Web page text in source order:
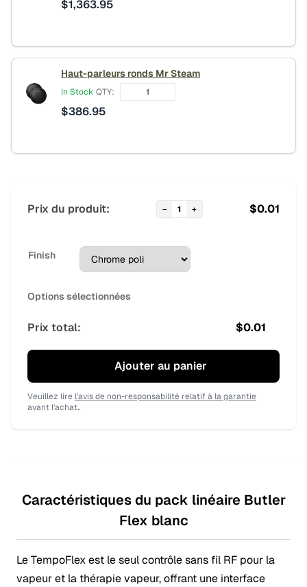
$1,363.95
Haut-parleurs ronds Mr Steam
In Stock QTY:
$386.95
Prix du produit: − 1 + $0.01
Finish
Options sélectionnées
Prix total: $0.01
Ajouter au panier
Veuillez lire l'avis de non-responsabilité relatif à la garantie
avant l'achat..
Caractéristiques du pack linéaire Butler
Flex blanc
Le TempoFlex est le seul contrôle sans fil RF pour la
vapeur et la thérapie vapeur, offrant une interface